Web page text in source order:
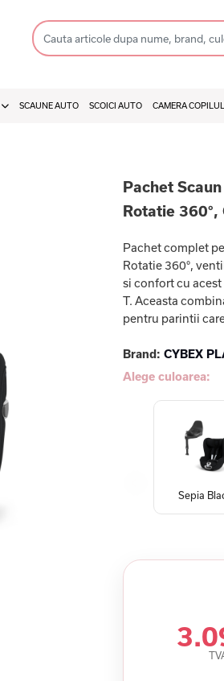
SCAUNE AUTO SCOICI AUTO CAMERA
Pachet
Rotatie
Pachet complet
Rotatie 360°,
si confort cu acest
T. Aceasta
pentru parintii
Brand: CYBEX
Alege culoarea:
Sepia